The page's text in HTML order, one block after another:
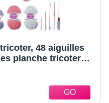
48 aiguilles
planche tricoter